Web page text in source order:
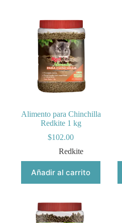
Alimento para Chinchilla
Redkite 1 kg
$102.00
Redkite
Añadir al carrito